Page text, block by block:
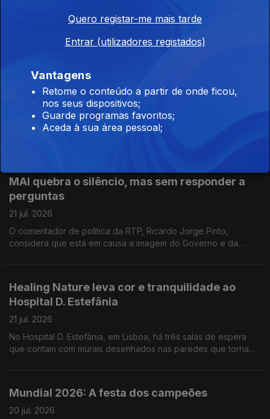
Quando as temperaturas sobem é preciso antecipar os
medidas de prevenção. Reportagem de Oriana Barcelos no
Dia Mundial do Cérebro: o alerta para a falta de
especialistas
22 jul. 2026
Há falta de especialistas de Neurologia em Portugal. Quem o
MAI quebra o silêncio, mas sem responder a
perguntas
21 jul. 2026
O comentador de politica da RTP, Ricardo Jorge Pinto,
considera que está em causa a imagem do Governo e da
Healing Nature leva cor e tranquilidade ao
Hospital D. Estefânia
21 jul. 2026
No Hospital D. Estefânia, em Lisboa, há três salas de espera
que contam com murais desenhados nas paredes que tornam
Mundial 2026: A festa dos campeões
20 jul. 2026
Quero registar-me mais tarde
Entrar (utilizadores registados)
Vantagens
Retome o conteúdo a partir de onde ficou,
nos seus dispositivos;
Guarde programas favoritos;
Aceda à sua área pessoal;